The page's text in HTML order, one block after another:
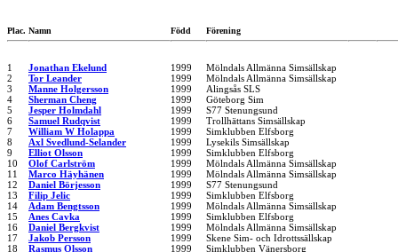
Plac. Namn Född Förening
1 Jonathan Ekelund 1999
Mölndals Allmänna Simsällskap
2
Tor Leander 1999
Mölndals Allmänna Simsällskap
3
Manne Holgersson 1999
Alingsås SLS
4
Sherman Cheng 1999
Göteborg Sim
5
Jesper Holmdahl 1999
S77 Stenungsund
6
Samuel Rudqvist 1999
Trollhättans Simsällskap
7
William W Holappa 1999
Simklubben Elfsborg
8
Axl Svedlund-Selander 1999
Lysekils Simsällskap
9
Elliot Olsson 1999
Simklubben Elfsborg
10
Olof Carlström 1999
Mölndals Allmänna Simsällskap
11
Marco Häyhänen 1999
Mölndals Allmänna Simsällskap
12
Daniel Börjesson 1999
S77 Stenungsund
13
Filip Jelic 1999
Simklubben Elfsborg
14
Adam Bengtsson 1999
Mölndals Allmänna Simsällskap
15
Anes Cavka 1999
Simklubben Elfsborg
16
Daniel Bergkvist 1999
Mölndals Allmänna Simsällskap
17
Jakob Persson 1999
Skene Sim- och Idrottssällskap
18
Rasmus Olsson 1999 Simklubben Vänersborg